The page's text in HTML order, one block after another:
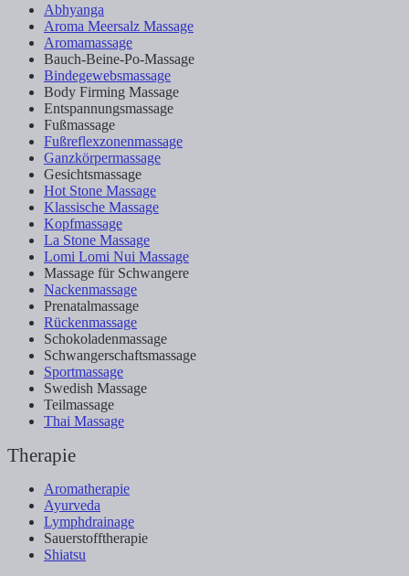
Abhyanga
Aroma Meersalz Massage
Aromamassage
Bauch-Beine-Po-Massage
Bindegewebsmassage
Body Firming Massage
Entspannungsmassage
Fußmassage
Fußreflexzonenmassage
Ganzkörpermassage
Gesichtsmassage
Hot Stone Massage
Klassische Massage
Kopfmassage
La Stone Massage
Lomi Lomi Nui Massage
Massage für Schwangere
Nackenmassage
Prenatalmassage
Rückenmassage
Schokoladenmassage
Schwangerschaftsmassage
Sportmassage
Swedish Massage
Teilmassage
Thai Massage
Therapie
Aromatherapie
Ayurveda
Lymphdrainage
Sauerstofftherapie
Shiatsu